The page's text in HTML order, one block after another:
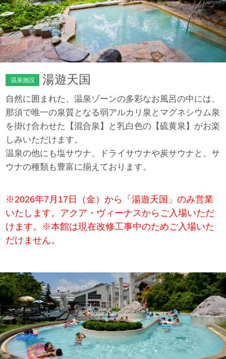
温泉施設 湯遊天国
自然に囲まれた、温泉ゾーンの多彩なお風呂の中には、
那須で唯一の泉質となる弱アルカリ泉とマグネシウム泉
を掛け合わせた【混合泉】と乳白色の【硫黄泉】がお楽
しみいただけます。
温泉の他にも塩サウナ、ドライサウナや炭サウナと、サ
ウナの種類も豊富に揃えております。
※2026年7月17日（金）から「湯遊天国」のみ営業
いたします。アクア・ヴィーナスからご入場いただ
けます。※本館は現在改修工事中のためご入場いた
だけません。